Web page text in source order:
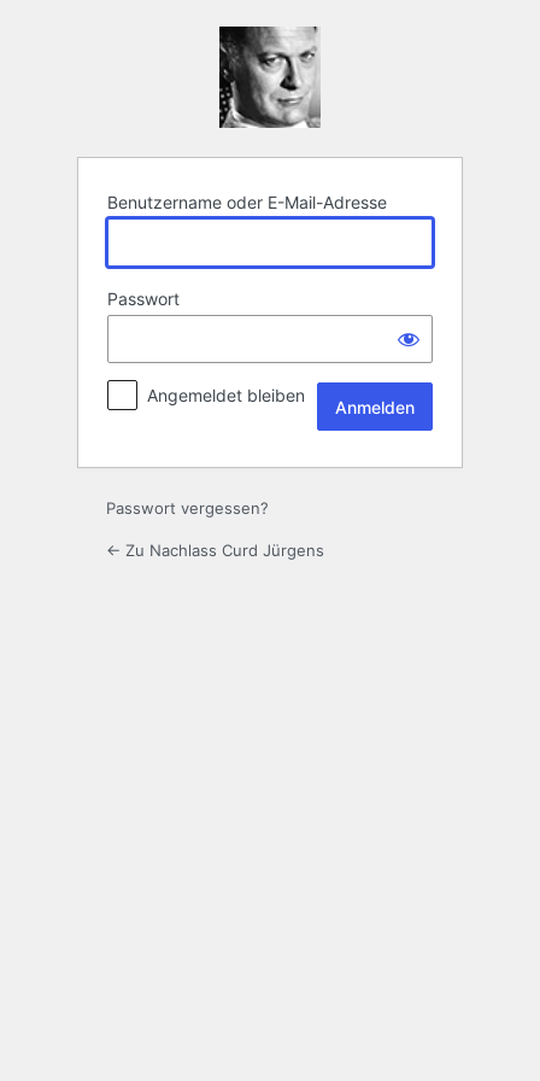
Benutzername oder E-Mail-Adresse
Passwort
Angemeldet bleiben
Passwort vergessen?
← Zu Nachlass Curd Jürgens